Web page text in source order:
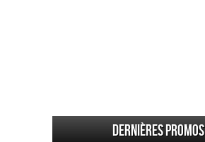
Dernières promos